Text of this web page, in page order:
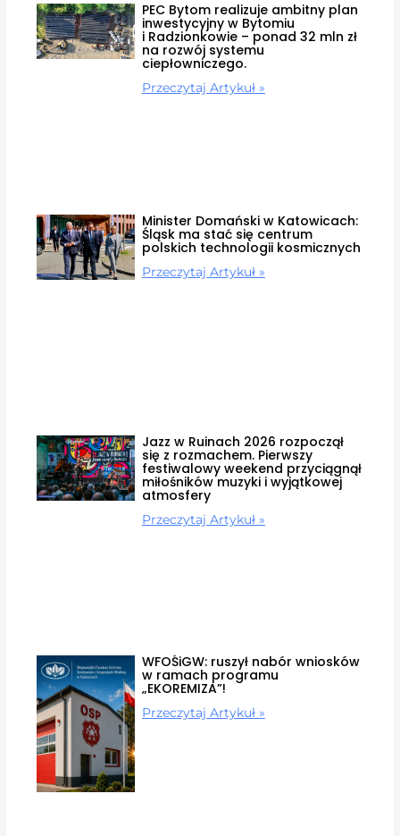
PEC Bytom realizuje ambitny plan
inwestycyjny w Bytomiu
i Radzionkowie – ponad 32 mln zł
na rozwój systemu
ciepłowniczego.
Przeczytaj Artykuł »
Minister Domański w Katowicach:
Śląsk ma stać się centrum
polskich technologii kosmicznych
Przeczytaj Artykuł »
Jazz w Ruinach 2026 rozpoczął
się z rozmachem. Pierwszy
festiwalowy weekend przyciągnął
miłośników muzyki i wyjątkowej
atmosfery
Przeczytaj Artykuł »
WFOŚiGW: ruszył nabór wniosków
w ramach programu
„EKOREMIZA”!
Przeczytaj Artykuł »